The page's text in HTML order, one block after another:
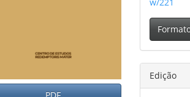
PDF
Edição